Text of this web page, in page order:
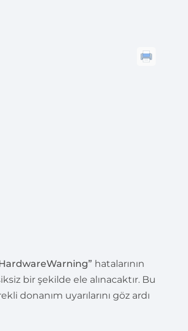
hatalarının
bir şekilde ele alınacaktır. Bu
donanım uyarılarını göz ardı